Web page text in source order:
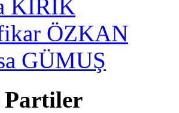
KİRİK
ÖZKAN
GÜMUŞ
Partiler